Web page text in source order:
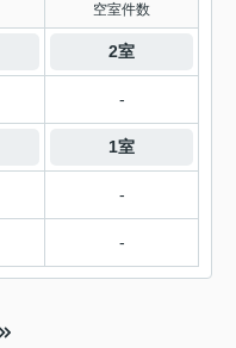
空室件数
2室
-
1室
-
-